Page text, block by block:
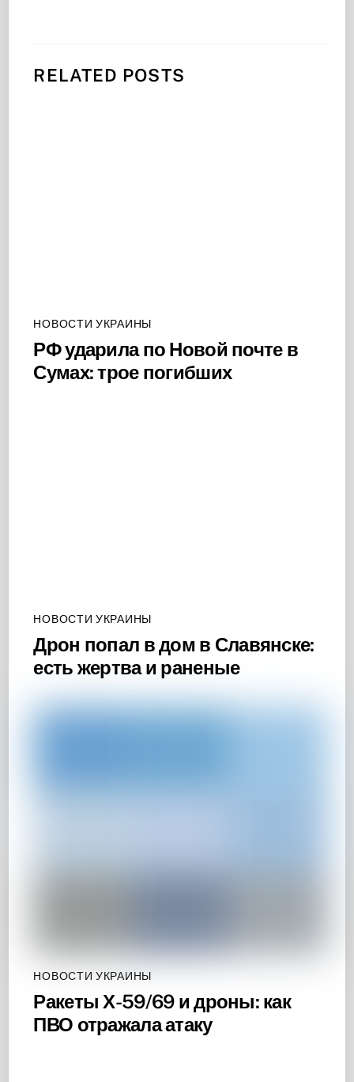
RELATED POSTS
НОВОСТИ УКРАИНЫ
РФ ударила по Новой почте в
Сумах: трое погибших
НОВОСТИ УКРАИНЫ
Дрон попал в дом в Славянске:
есть жертва и раненые
НОВОСТИ УКРАИНЫ
Ракеты Х-59/69 и дроны: как
ПВО отражала атаку